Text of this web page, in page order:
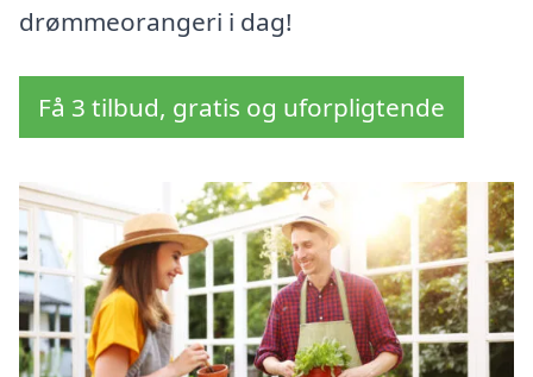
drømmeorangeri i dag!
Få 3 tilbud, gratis og uforpligtende